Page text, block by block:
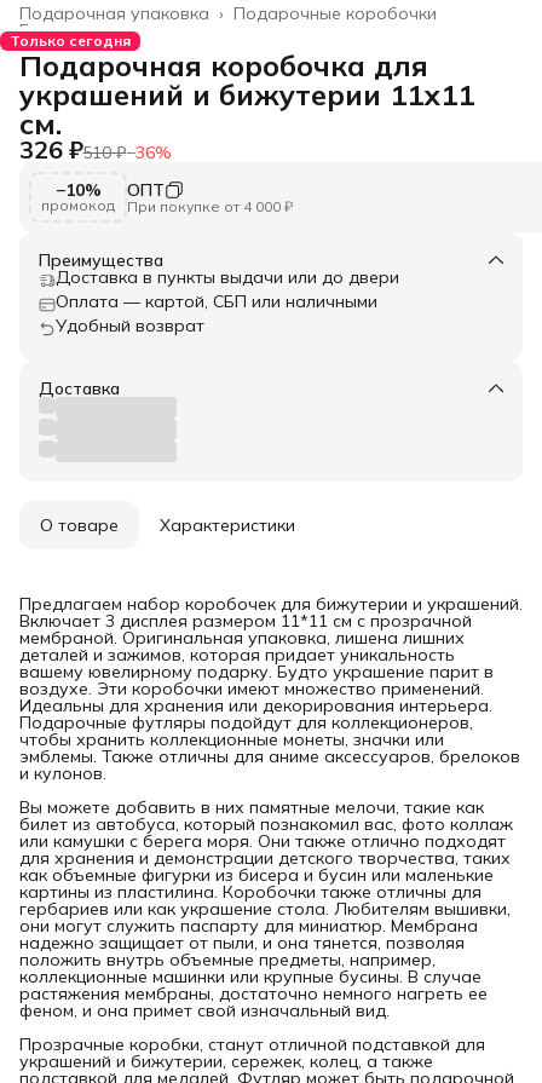
Подарочные коробочки
Подарочная упаковка ›
Главная ›
Только сегодня
Подарочная коробочка для
украшений и бижутерии 11х11
см.
326 ₽510 ₽−36%
−10%
промокод
ОПТ
При покупке от 4 000 ₽
Преимущества
Доставка в пункты выдачи или до двери
Оплата — картой, СБП или наличными
Удобный возврат
Доставка
О товаре Характеристики
Предлагаем набор коробочек для бижутерии и украшений.
Включает 3 дисплея размером 11*11 см с прозрачной
мембраной. Оригинальная упаковка, лишена лишних
деталей и зажимов, которая придает уникальность
вашему ювелирному подарку. Будто украшение парит в
воздухе. Эти коробочки имеют множество применений.
Идеальны для хранения или декорирования интерьера.
Подарочные футляры подойдут для коллекционеров,
чтобы хранить коллекционные монеты, значки или
эмблемы. Также отличны для аниме аксессуаров, брелоков
и кулонов.
Вы можете добавить в них памятные мелочи, такие как
билет из автобуса, который познакомил вас, фото коллаж
или камушки с берега моря. Они также отлично подходят
для хранения и демонстрации детского творчества, таких
как объемные фигурки из бисера и бусин или маленькие
картины из пластилина. Коробочки также отличны для
гербариев или как украшение стола. Любителям вышивки,
они могут служить паспарту для миниатюр. Мембрана
надежно защищает от пыли, и она тянется, позволяя
положить внутрь объемные предметы, например,
коллекционные машинки или крупные бусины. В случае
растяжения мембраны, достаточно немного нагреть ее
феном, и она примет свой изначальный вид.
Прозрачные коробки, станут отличной подставкой для
украшений и бижутерии, сережек, колец, а также
подставкой для медалей. Футляр может быть подарочной